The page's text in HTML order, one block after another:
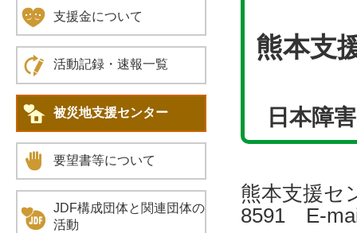
熊本支
日本障
熊本支援セ
8591 E-
支援金について
活動記録・速報一覧
被災地支援センター
要望書等について
JDF構成団体と関連団体の
活動